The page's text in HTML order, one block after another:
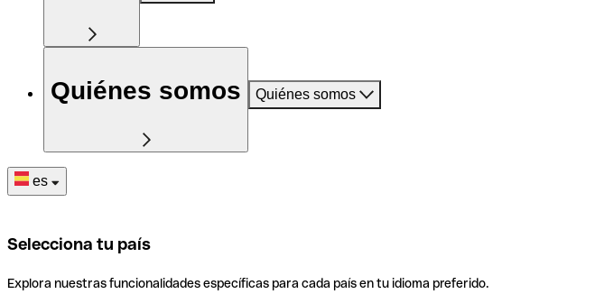
Quiénes somos Quiénes somos
es
Selecciona tu país
Explora nuestras funcionalidades específicas para cada país en tu idioma preferido.